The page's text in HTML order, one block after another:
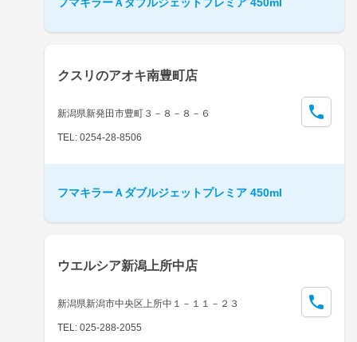
クスリのアオキ南豊町店
新潟県新発田市豊町３－８－８－６
TEL: 0254-28-8506
フマキラーＡダブルジェットプレミア 450ml
ウエルシア新潟上所中店
新潟県新潟市中央区上所中１－１１－２３
TEL: 025-288-2055